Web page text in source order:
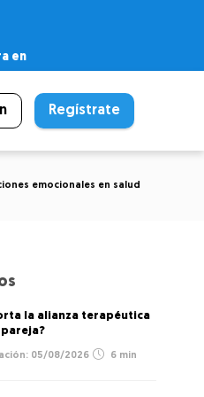
en
Regístrate
emocionales en salud
la alianza terapéutica
05/08/2026 6 min